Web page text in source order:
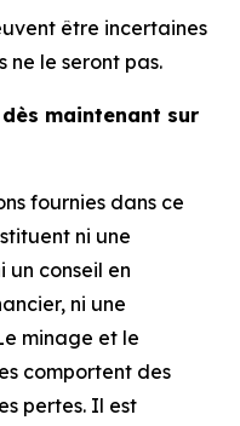
être incertaines
ne le seront pas.
dès maintenant sur
fournies dans ce
ni une
un conseil en
ni une
minage et le
comportent des
pertes. Il est